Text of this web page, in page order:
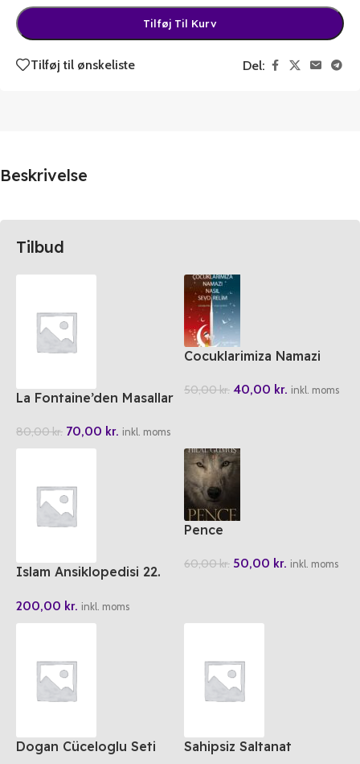
Tilføj Til Kurv
Tilføj til ønskeliste Del:
Beskrivelse
Tilbud
La Fontaine’den Masallar
80,00kr. 70,00 kr. inkl. moms
Cocuklarimiza Namazi
50,00kr. 40,00 kr. inkl. moms
Islam Ansiklopedisi 22.
200,00 kr. inkl. moms
Pence
60,00kr. 50,00 kr. inkl. moms
Dogan Cüceloglu Seti
Sahipsiz Saltanat